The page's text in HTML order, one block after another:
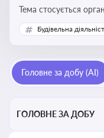
Тема стосується
переробки
стандартів,
Будівельна
Головне за добу (AI)
ГОЛОВНЕ ЗА ДОБУ